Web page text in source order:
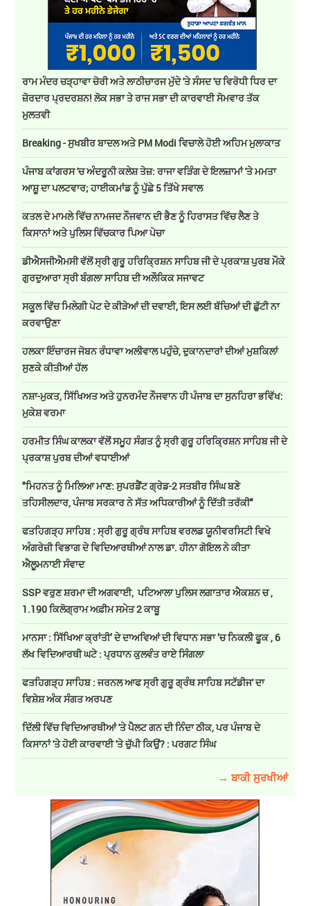
ਰਾਮ ਮੰਦਰ ਚੜ੍ਹਾਵਾ ਚੋਰੀ ਅਤੇ ਲਾਠੀਚਾਰਜ ਮੁੱਦੇ 'ਤੇ ਸੰਸਦ 'ਚ ਵਿਰੋਧੀ ਧਿਰ ਦਾ
ਜ਼ੋਰਦਾਰ ਪ੍ਰਦਰਸ਼ਨ! ਲੋਕ ਸਭਾ ਤੇ ਰਾਜ ਸਭਾ ਦੀ ਕਾਰਵਾਈ ਸੋਮਵਾਰ ਤੱਕ
ਮੁਲਤਵੀ
Breaking - ਸੁਖਬੀਰ ਬਾਦਲ ਅਤੇ PM Modi ਵਿਚਾਲੇ ਹੋਈ ਅਹਿਮ ਮੁਲਾਕਾਤ
ਪੰਜਾਬ ਕਾਂਗਰਸ 'ਚ ਅੰਦਰੂਨੀ ਕਲੇਸ਼ ਤੇਜ਼: ਰਾਜਾ ਵੜਿੰਗ ਦੇ ਇਲਜ਼ਾਮਾਂ 'ਤੇ ਮਮਤਾ
ਆਸ਼ੂ ਦਾ ਪਲਟਵਾਰ; ਹਾਈਕਮਾਂਡ ਨੂੰ ਪੁੱਛੇ 5 ਤਿੱਖੇ ਸਵਾਲ
ਕਤਲ ਦੇ ਮਾਮਲੇ ਵਿੱਚ ਨਾਮਜਦ ਨੌਜਵਾਨ ਦੀ ਭੈਣ ਨੂੰ ਹਿਰਾਸਤ ਵਿੱਚ ਲੈਣ ਤੇ
ਕਿਸਾਨਾਂ ਅਤੇ ਪੁਲਿਸ ਵਿੱਚਕਾਰ ਪਿਆ ਪੇਚਾ
ਡੀਐਸਜੀਐਮਸੀ ਵੱਲੋਂ ਸ੍ਰੀ ਗੁਰੂ ਹਰਿਕ੍ਰਿਸ਼ਨ ਸਾਹਿਬ ਜੀ ਦੇ ਪ੍ਰਕਾਸ਼ ਪੁਰਬ ਮੌਕੇ
ਗੁਰਦੁਆਰਾ ਸ੍ਰੀ ਬੰਗਲਾ ਸਾਹਿਬ ਦੀ ਅਲੌਕਿਕ ਸਜਾਵਟ
ਸਕੂਲ ਵਿੱਚ ਮਿਲੇਗੀ ਪੇਟ ਦੇ ਕੀੜੇਆਂ ਦੀ ਦਵਾਈ, ਇਸ ਲਈ ਬੱਚਿਆਂ ਦੀ ਛੁੱਟੀ ਨਾ
ਕਰਵਾਉਣਾ
ਹਲਕਾ ਇੰਚਾਰਜ ਜੋਬਨ ਰੰਧਾਵਾ ਅਲੀਵਾਲ ਪਹੁੰਚੇ, ਦੁਕਾਨਦਾਰਾਂ ਦੀਆਂ ਮੁਸ਼ਕਿਲਾਂ
ਸੁਣਕੇ ਕੀਤੀਆਂ ਹੱਲ
ਨਸ਼ਾ-ਮੁਕਤ, ਸਿੱਖਿਅਤ ਅਤੇ ਹੁਨਰਮੰਦ ਨੌਜਵਾਨ ਹੀ ਪੰਜਾਬ ਦਾ ਸੁਨਹਿਰਾ ਭਵਿੱਖ:
ਮੁਕੇਸ਼ ਵਰਮਾ
ਹਰਮੀਤ ਸਿੰਘ ਕਾਲਕਾ ਵੱਲੋਂ ਸਮੂਹ ਸੰਗਤ ਨੂੰ ਸ੍ਰੀ ਗੁਰੂ ਹਰਿਕ੍ਰਿਸ਼ਨ ਸਾਹਿਬ ਜੀ ਦੇ
ਪ੍ਰਕਾਸ਼ ਪੁਰਬ ਦੀਆਂ ਵਧਾਈਆਂ
"ਮਿਹਨਤ ਨੂੰ ਮਿਲਿਆ ਮਾਣ: ਸੁਪਰਡੈਂਟ ਗ੍ਰੇਡ-2 ਸਤਬੀਰ ਸਿੰਘ ਬਣੇ
ਤਹਿਸੀਲਦਾਰ, ਪੰਜਾਬ ਸਰਕਾਰ ਨੇ ਸੱਤ ਅਧਿਕਾਰੀਆਂ ਨੂੰ ਦਿੱਤੀ ਤਰੱਕੀ"
ਫਤਹਿਗੜ੍ਹ ਸਾਹਿਬ : ਸ੍ਰੀ ਗੁਰੂ ਗ੍ਰੰਥ ਸਾਹਿਬ ਵਰਲਡ ਯੂਨੀਵਰਸਿਟੀ ਵਿਖੇ
ਅੰਗਰੇਜ਼ੀ ਵਿਭਾਗ ਦੇ ਵਿਦਿਆਰਥੀਆਂ ਨਾਲ ਡਾ. ਹੀਨਾ ਗੋਇਲ ਨੇ ਕੀਤਾ
ਐਲੂਮਨਾਈ ਸੰਵਾਦ
SSP ਵਰੁਣ ਸ਼ਰਮਾ ਦੀ ਅਗਵਾਈ, ਪਟਿਆਲਾ ਪੁਲਿਸ ਲਗਾਤਾਰ ਐਕਸ਼ਨ ਚ ,
1.190 ਕਿਲੋਗ੍ਰਾਮ ਅਫ਼ੀਮ ਸਮੇਤ 2 ਕਾਬੂ
ਮਾਨਸਾ : ਸਿੱਖਿਆ ਕ੍ਰਾਂਤੀ’ ਦੇ ਦਾਅਵਿਆਂ ਦੀ ਵਿਧਾਨ ਸਭਾ ’ਚ ਨਿਕਲੀ ਫੂਕ , 6
ਲੱਖ ਵਿਦਿਆਰਥੀ ਘਟੇ : ਪ੍ਰਧਾਨ ਕੁਲਵੰਤ ਰਾਏ ਸਿੰਗਲਾ
ਫਤਹਿਗੜ੍ਹ ਸਾਹਿਬ : ਜਰਨਲ ਆਫ ਸ੍ਰੀ ਗੁਰੂ ਗ੍ਰੰਥ ਸਾਹਿਬ ਸਟੱਡੀਜ' ਦਾ
ਵਿਸ਼ੇਸ਼ ਅੰਕ ਸੰਗਤ ਅਰਪਣ
ਦਿੱਲੀ ਵਿੱਚ ਵਿਦਿਆਰਥੀਆਂ 'ਤੇ ਪੈਲਟ ਗਨ ਦੀ ਨਿੰਦਾ ਠੀਕ, ਪਰ ਪੰਜਾਬ ਦੇ
ਕਿਸਾਨਾਂ 'ਤੇ ਹੋਈ ਕਾਰਵਾਈ 'ਤੇ ਚੁੱਪੀ ਕਿਉਂ? : ਪਰਗਟ ਸਿੰਘ
→ ਬਾਕੀ ਸੁਰਖੀਆਂ